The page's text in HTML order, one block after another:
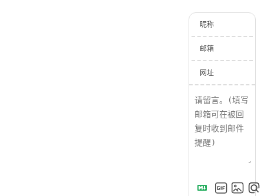
昵称
邮箱
网址